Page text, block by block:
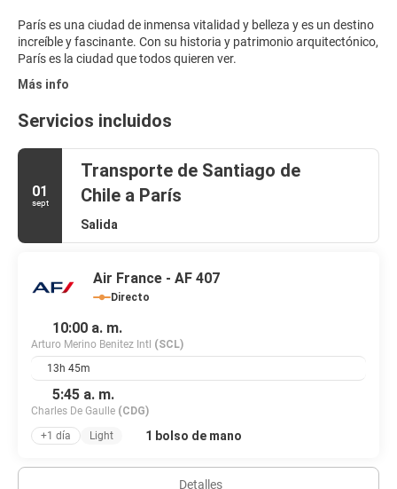
París es una ciudad de inmensa vitalidad y belleza y es un destino
increíble y fascinante. Con su historia y patrimonio arquitectónico,
Más info
Servicios incluidos
01
sept
Transporte de Santiago de
Chile a París
Salida
Air France - AF 407
Directo
10:00 a. m.
Arturo Merino Benitez Intl (SCL)
13h 45m
5:45 a. m.
Charles De Gaulle (CDG)
+1 día
Light 1 bolso de mano
Detalles